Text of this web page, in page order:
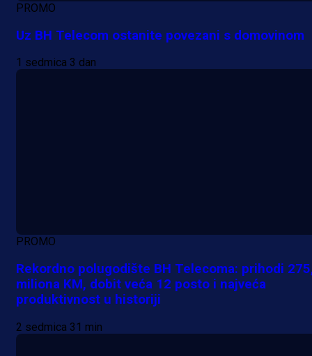
PROMO
Uz BH Telecom ostanite povezani s domovinom
1 sedmica 3 dan
PROMO
Rekordno polugodište BH Telecoma: prihodi
miliona KM, dobit veća 12 posto i najveća
produktivnost u historiji
2 sedmica 31 min